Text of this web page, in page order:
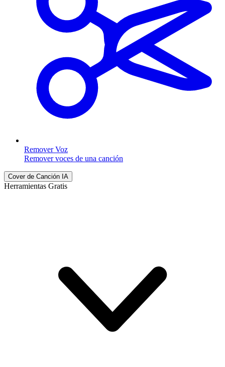
Remover Voz
Remover voces de una canción
Cover de Canción IA
Herramientas Gratis